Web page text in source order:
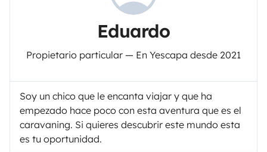
Eduardo
Propietario particular — En Yescapa desde 2021
Soy un chico que le encanta viajar y que ha
empezado hace poco con esta aventura que es el
caravaning. Si quieres descubrir este mundo esta
es tu oportunidad.